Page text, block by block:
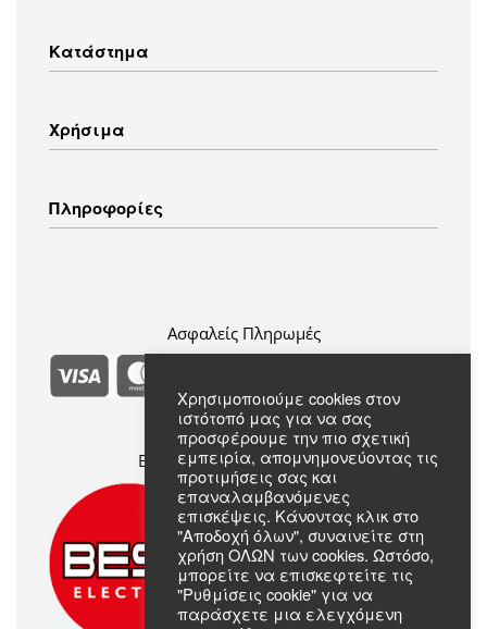
Κατάστημα
Οικιακός Εξοπλισμός
Ενδύματα
Χρήσιμα
Τρόποι Πληρωμής
Πληροφορίες
Ασφαλείς Πληρωμές
Επίσημο Μέλος Best Electric
Χρησιμοποιούμε cookies στον
ιστότοπό μας για να σας
προσφέρουμε την πιο σχετική
εμπειρία, απομνημονεύοντας τις
προτιμήσεις σας και
επαναλαμβανόμενες
επισκέψεις. Κάνοντας κλικ στο
"Αποδοχή όλων", συναινείτε στη
χρήση ΟΛΩΝ των cookies. Ωστόσο,
μπορείτε να επισκεφτείτε τις
"Ρυθμίσεις cookie" για να
παράσχετε μια ελεγχόμενη